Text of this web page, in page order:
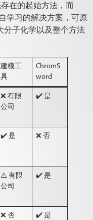
在的起始方法，而
学习的解决方案，可原
分子化学以及整个方法
建模工
具
ChromS
word
❌ 有限
公司
✔️ 是
✔️ 是 ❌ 否
⚠️ 有限
公司
✔️ 是
❌ 否 ✔️ 是